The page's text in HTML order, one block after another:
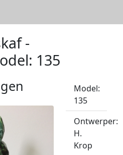
-
135
Model:
135
Ontwerper:
H.
Krop